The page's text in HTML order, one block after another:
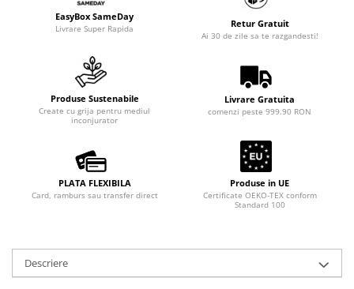
EasyBox SameDay
Livrare Super Rapida Retur Gratuit
Ai 30 de zile sa te razgandesti!
Produse Sustenabile
Create cu grija pentru mediul
inconjurator
Livrare Gratuita
comenzi peste 999.90 RON
PLATA FLEXIBILA
Card, ramburs sau transfer direct
Produse in UE
Certificate OEKO-TEX conform
Standard 100
Descriere